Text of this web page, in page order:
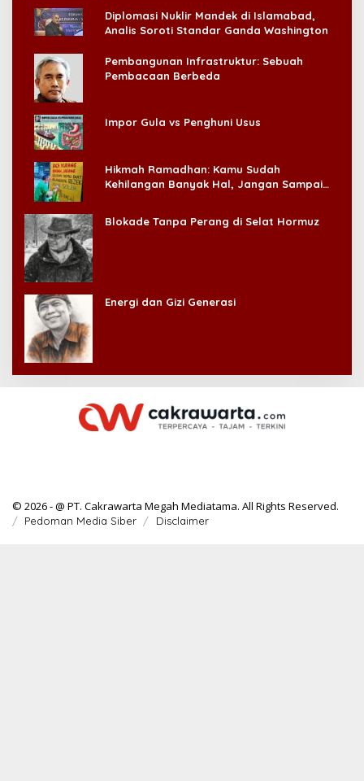
Diplomasi Nuklir Mandek di Islamabad,
Analis Soroti Standar Ganda Washington
Pembangunan Infrastruktur: Sebuah
Pembacaan Berbeda
Impor Gula vs Penghuni Usus
Hikmah Ramadhan: Kamu Sudah
Kehilangan Banyak Hal, Jangan Sampai
Blokade Tanpa Perang di Selat Hormuz
Energi dan Gizi Generasi
© 2026 - @ PT. Cakrawarta Megah Mediatama. All Rights Reserved.
Pedoman Media Siber Disclaimer